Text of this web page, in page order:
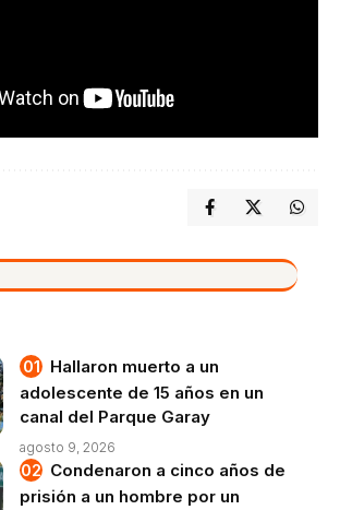
Hallaron muerto a un
adolescente de 15 años en un
canal del Parque Garay
agosto 9, 2026
Condenaron a cinco años de
prisión a un hombre por un